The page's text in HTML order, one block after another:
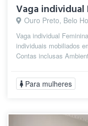
Vaga individual
Ouro Preto, Belo
Vaga individual
individuais mobiliados
Contas inclusas
Para mulheres